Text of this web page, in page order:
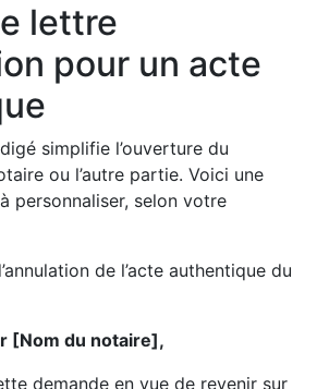
lettre
pour un acte
simplifie l’ouverture du
ou l’autre partie. Voici une
personnaliser, selon votre
de l’acte authentique du
[Nom du notaire],
demande en vue de revenir sur